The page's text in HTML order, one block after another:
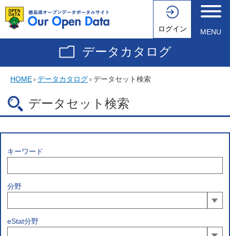
ログイン MENU
データカタログ
HOME› データカタログ› データセット検索
データセット検索
キーワード
分野
eStat分野